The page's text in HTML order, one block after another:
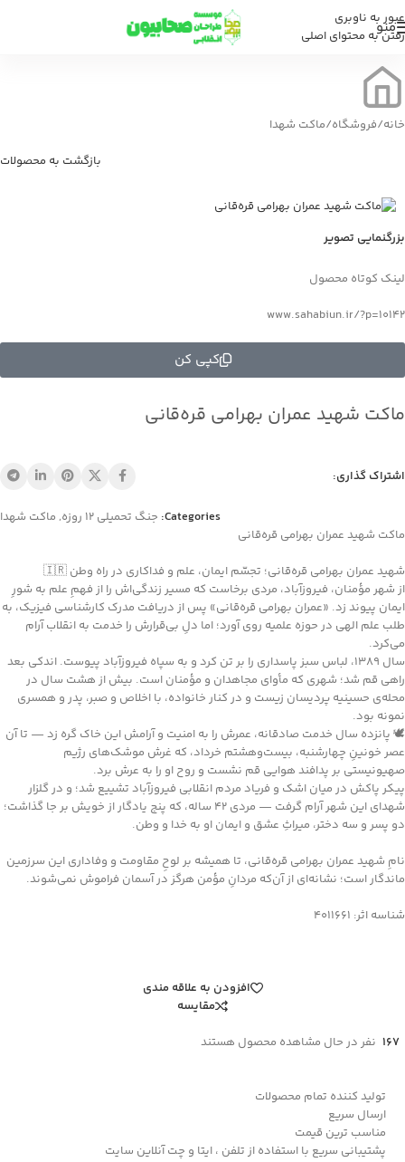
عبور به ناوبری
رفتن به محتوای اصلی
منو
خانه/فروشگاه/ماکت شهدا
بازگشت به محصولات
بزرگنمایی تصویر
لینک کوتاه محصول
www.sahabiun.ir/?p=10142
کپی کن
ماکت شهید عمران بهرامی قره‌قانی
اشتراک گذاری:
Categories: جنگ تحمیلی 12 روزه , ماکت شهدا
ماکت شهید عمران بهرامی قره‌قانی
شهید عمران بهرامی قره‌قانی؛ تجسّم ایمان، علم و فداکاری در راه وطن 🇮🇷
از شهر مؤمنان، فیروزآباد، مردی برخاست که مسیر زندگی‌اش را از فهمِ علم به شورِ
ایمان پیوند زد. «عمران بهرامی قره‌قانی» پس از دریافت مدرک کارشناسی فیزیک، به
طلب علم الهی در حوزه علمیه روی آورد؛ اما دلِ بی‌قرارش را خدمت به انقلاب آرام
می‌کرد.
سال ۱۳۸۹، لباس سبز پاسداری را بر تن کرد و به سپاه فیروزآباد پیوست. اندکی بعد
راهی قم شد؛ شهری که مأوای مجاهدان و مؤمنان است. بیش از هشت سال در
محله‌ی حسینیه پردیسان زیست و در کنار خانواده، با اخلاص و صبر، پدر و همسری
نمونه بود.
🕊 پانزده سال خدمت صادقانه، عمرش را به امنیت و آرامش این خاک گره زد — تا آن
عصر خونینِ چهارشنبه، بیست‌وهشتم خرداد، که غرش موشک‌های رژیم
صهیونیستی بر پدافند هوایی قم نشست و روح او را به عرش برد.
پیکر پاکش در میان اشک و فریاد مردم انقلابی فیروزآباد تشییع شد؛ و در گلزار
شهدای این شهر آرام گرفت — مردی ۴۲ ساله، که پنج یادگار از خویش بر جا گذاشت؛
دو پسر و سه دختر، میراثِ عشق و ایمان او به خدا و وطن.
نامِ شهید عمران بهرامی قره‌قانی، تا همیشه بر لوحِ مقاومت و وفاداری این سرزمین
ماندگار است؛ نشانه‌ای از آن‌که مردانِ مؤمن هرگز در آسمان فراموش نمی‌شوند.
شناسه اثر: 4011661
افزودن به علاقه مندی
مقایسه
167 نفر در حال مشاهده محصول هستند
تولید کننده تمام محصولات
ارسال سریع
مناسب ترین قیمت
پشتیبانی سریع با استفاده از تلفن ، ایتا و چت آنلاین سایت